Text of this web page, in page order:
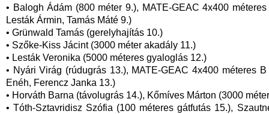
• Balogh Ádám (800 méter 9.), MATE-GEAC 4x400
Lesták Ármin, Tamás Máté 9.)
• Grünwald Tamás (gerelyhajítás 10.)
• Szőke-Kiss Jácint (3000 méter akadály 11.)
• Lesták Veronika (5000 méteres gyaloglás 12.)
• Nyári Virág (rúdugrás 13.), MATE-GEAC 4x400 méteres
Enéh, Ferencz Janka 13.)
• Horváth Barna (távolugrás 14.), Kőmíves Márton (3000
• Tóth-Sztavridisz Szófia (100 méteres gátfutás 15.),